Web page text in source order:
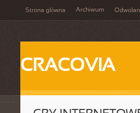
Strona główna Archiwum
CRACOVIA